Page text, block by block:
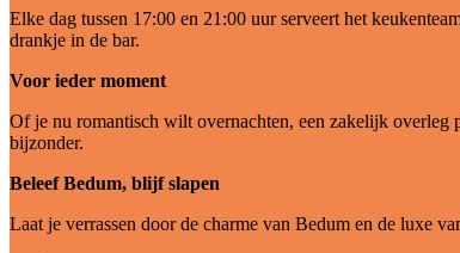
Elke dag tussen 17:00 en 21:00 uur serveert het
drankje in de bar.
Voor ieder moment
Of je nu romantisch wilt overnachten, een zakelijk overleg
bijzonder.
Beleef Bedum, blijf slapen
Laat je verrassen door de charme van Bedum en de luxe